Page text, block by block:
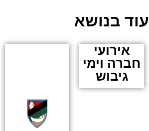
עוד בנושא
אירועי
חברה וימי
גיבוש